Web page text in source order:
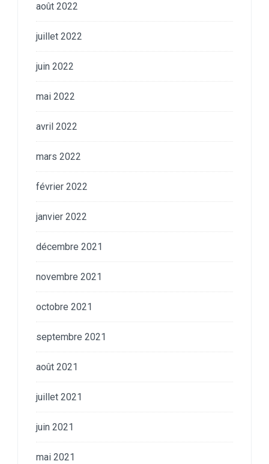
août 2022
juillet 2022
juin 2022
mai 2022
avril 2022
mars 2022
février 2022
janvier 2022
décembre 2021
novembre 2021
octobre 2021
septembre 2021
août 2021
juillet 2021
juin 2021
mai 2021